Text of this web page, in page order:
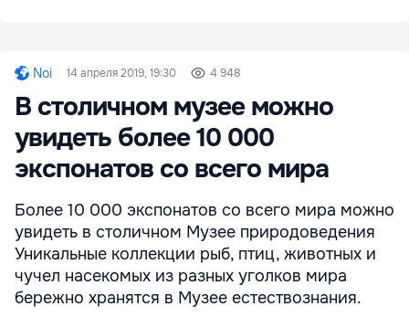
Noi 14 апреля 2019, 19:30 4 948
В столичном музее можно
увидеть более 10 000
экспонатов со всего мира
Более 10 000 экспонатов со всего мира можно
увидеть в столичном Музее природоведения
Уникальные коллекции рыб, птиц, животных и
чучел насекомых из разных уголков мира
бережно хранятся в Музее естествознания.